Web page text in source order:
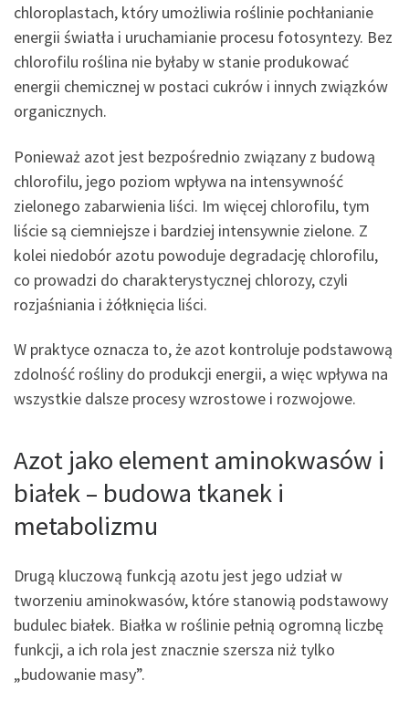
chloroplastach, który umożliwia roślinie pochłanianie
energii światła i uruchamianie procesu fotosyntezy. Bez
chlorofilu roślina nie byłaby w stanie produkować
energii chemicznej w postaci cukrów i innych związków
organicznych.
Ponieważ azot jest bezpośrednio związany z budową
chlorofilu, jego poziom wpływa na intensywność
zielonego zabarwienia liści. Im więcej chlorofilu, tym
liście są ciemniejsze i bardziej intensywnie zielone. Z
kolei niedobór azotu powoduje degradację chlorofilu,
co prowadzi do charakterystycznej chlorozy, czyli
rozjaśniania i żółknięcia liści.
W praktyce oznacza to, że azot kontroluje podstawową
zdolność rośliny do produkcji energii, a więc wpływa na
wszystkie dalsze procesy wzrostowe i rozwojowe.
Azot jako element aminokwasów i
białek – budowa tkanek i
metabolizmu
Drugą kluczową funkcją azotu jest jego udział w
tworzeniu aminokwasów, które stanowią podstawowy
budulec białek. Białka w roślinie pełnią ogromną liczbę
funkcji, a ich rola jest znacznie szersza niż tylko
„budowanie masy”.